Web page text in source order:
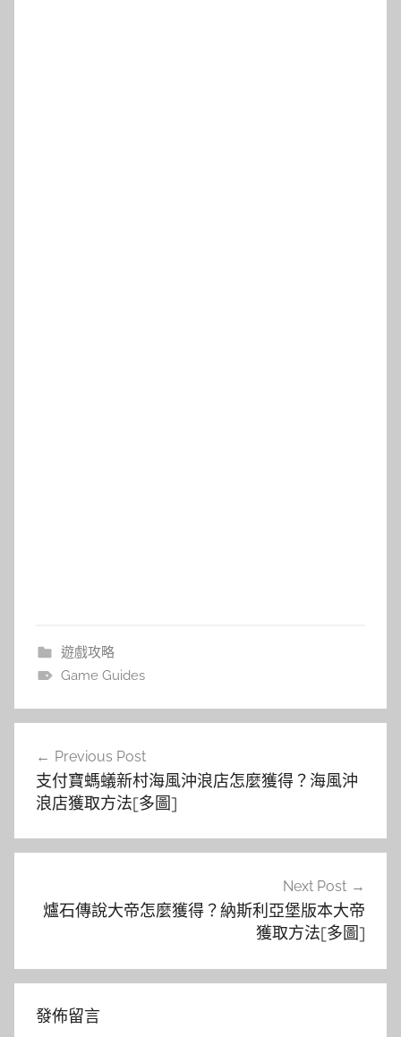
遊戲攻略
Game Guides
覽
Previous Post
支付寶螞蟻新村海風沖浪店怎麼獲得？海風沖
浪店獲取方法[多圖]
Next Post
爐石傳說大帝怎麼獲得？納斯利亞堡版本大帝
獲取方法[多圖]
發佈留言